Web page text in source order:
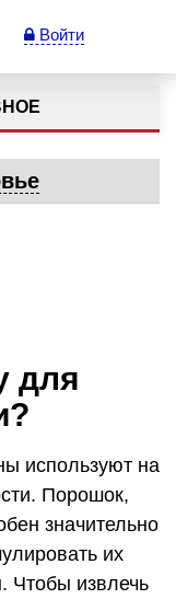
Войти
для
используют на
Порошок,
значительно
их
Чтобы извлечь